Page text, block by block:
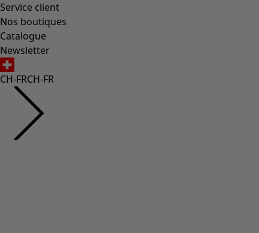
Service client
Nos boutiques
Catalogue
Newsletter
CH-FRCH-FR